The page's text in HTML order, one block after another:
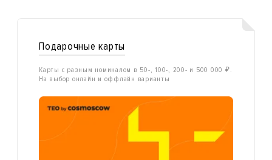
Подарочные карты
Карты с разным номиналом в 50-, 100-, 200- и 500 000 ₽.
На выбор онлайн и оффлайн варианты